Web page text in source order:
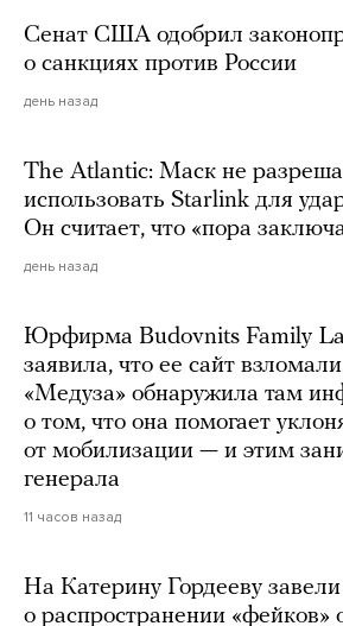
Сенат США одобрил
о санкциях против России
день назад
The Atlantic: Маск не
использовать Starlink для
Он считает, что «пора
день назад
Юрфирма Budovnits Family
заявила, что ее сайт
«Медуза» обнаружила там
о том, что она помогает
от мобилизации — и этим
генерала
11 часов назад
На Катерину Гордееву
о распространении «фейков»